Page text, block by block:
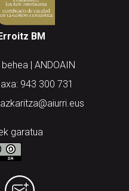
BM
| ANDOAIN
943 300 731
garatua